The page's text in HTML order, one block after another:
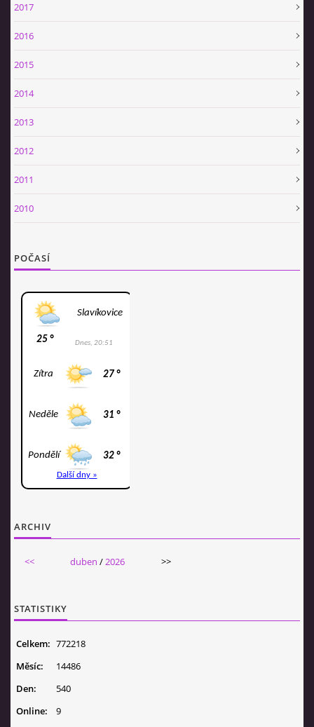
2017
2016
2015
2014
2013
2012
2011
2010
POČASÍ
ARCHIV
<< duben /2026 >>
STATISTIKY
Online: 9
Celkem: 772218
Měsíc:
14486
Den:
540